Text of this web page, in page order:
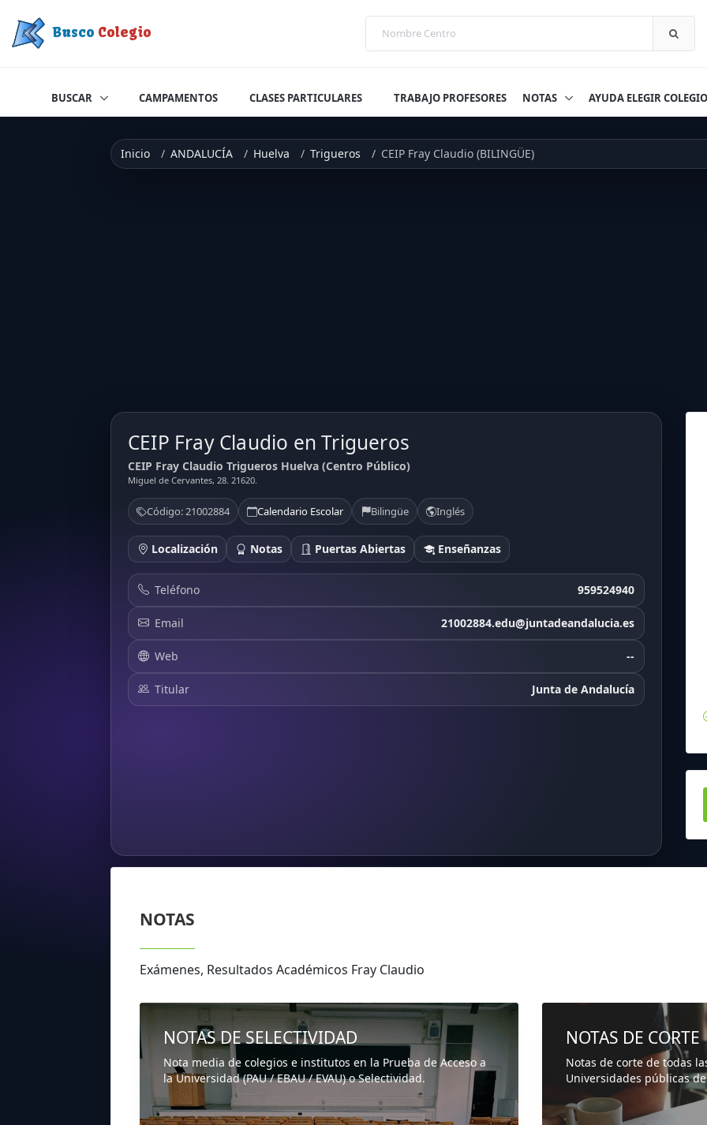
Busco Colegio
BUSCAR CAMPAMENTOS CLASES PARTICULARES TRABAJO PROFESORES NOTAS AYUDA ELEGIR
Inicio ANDALUCÍA Huelva Trigueros CEIP Fray Claudio (BILINGÜE)
CEIP Fray Claudio en Trigueros
CEIP Fray Claudio Trigueros Huelva (Centro Público)
Miguel de Cervantes, 28. 21620.
Código: 21002884 Calendario Escolar Bilingüe Inglés
Localización Notas Puertas Abiertas Enseñanzas
Teléfono 959524940
Email 21002884.edu@juntadeandalucia.es
Web --
Titular Junta de Andalucía
NOTAS
Exámenes, Resultados Académicos Fray Claudio
NOTAS DE SELECTIVIDAD
Nota media de colegios e institutos en la Prueba de Acceso a
la Universidad (PAU / EBAU / EVAU) o Selectividad.
NOTAS DE CORTE
Notas de corte de todas
Universidades públicas